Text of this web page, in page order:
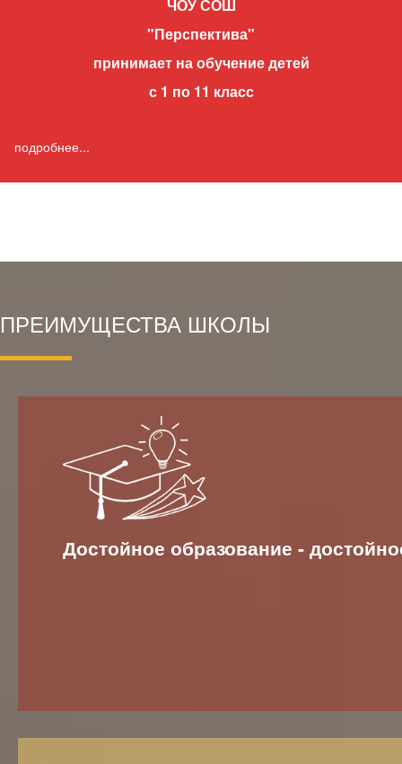
ЧОУ СОШ
"Перспектива"
принимает на обучение детей
с 1 по 11 класс
подробнее...
ПРЕИМУЩЕСТВА ШКОЛЫ
Достойное образование -